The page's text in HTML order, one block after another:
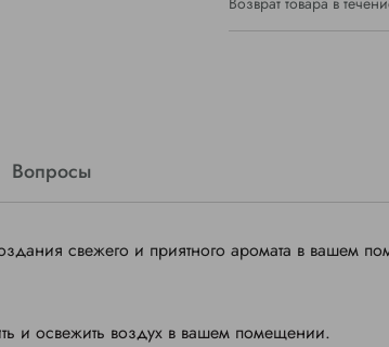
Вопросы
свежего и приятного аромата в вашем
и освежить воздух в вашем помещении.